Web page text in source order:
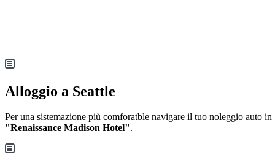
Alloggio a Seattle
Per una sistemazione più comforatble navigare il tuo noleggio auto in
"Renaissance Madison Hotel".